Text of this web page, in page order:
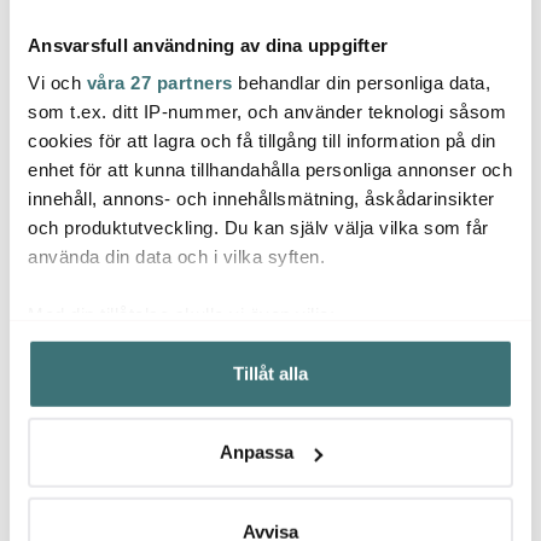
Ansvarsfull användning av dina uppgifter
Vi och våra 27 partners behandlar din personliga data,
som t.ex. ditt IP-nummer, och använder teknologi såsom
cookies för att lagra och få tillgång till information på din
enhet för att kunna tillhandahålla personliga annonser och
innehåll, annons- och innehållsmätning, åskådarinsikter
och produktutveckling. Du kan själv välja vilka som får
använda din data och i vilka syften.
Samla in information om din geografiska plats som
kan ha en noggrannhet på upp till flera meter
Identifiera din enhet genom att aktivt skanna den för
Ta reda på mer om hur dina personliga uppgifter
Du kan ändra eller dra tillbaka ditt samtycke när som
Tillåt alla
Anpassa
Avvisa
Lene Bjerre
Miya burk 10,5 cm
mörkgrå
160 kr
Lene Bjerre
Isabelle pläd 170x130
cm sage
349 kr
Låt dig inspireras av våra kunder